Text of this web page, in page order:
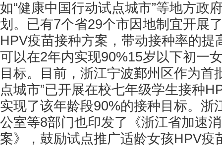
如“健康中国行动试点城市”等地方政
划。已有7个省29个市因地制宜开展
HPV疫苗接种方案，带动接种率的提
可以在2年内实现90%15岁以下初一
目标。目前，浙江宁波鄞州区作为首
点城市”已开展在校七年级学生接种
实现了该年龄段90%的接种目标。浙
公室等8部门也印发了《浙江省加速
案》，鼓励试点推广适龄女孩HPV疫